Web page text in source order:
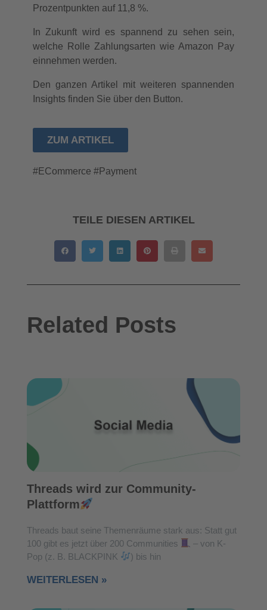
Prozentpunkten auf 11,8 %.
In Zukunft wird es spannend zu sehen sein,
welche Rolle Zahlungsarten wie Amazon Pay
einnehmen werden.
Den ganzen Artikel mit weiteren spannenden
Insights finden Sie über den Button.
ZUM ARTIKEL
#ECommerce #Payment
TEILE DIESEN ARTIKEL
Related Posts
Threads wird zur Community-
Plattform
Threads baut seine Themenräume stark aus: Statt gut
100 gibt es jetzt über 200 Communities
– von K-
Pop (z. B. BLACKPINK
) bis hin
WEITERLESEN »